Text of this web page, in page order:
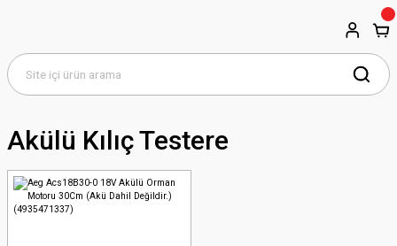
Akülü Kılıç Testere